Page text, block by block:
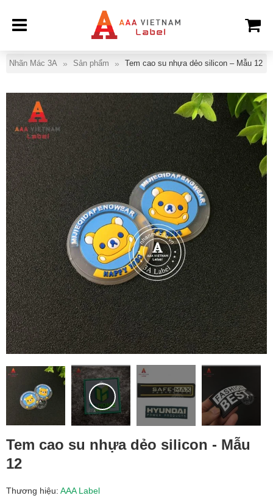
Nhãn Mác 3A Sản phẩm Tem cao su nhựa dẻo silicon – Mẫu 12
Tem cao su nhựa dẻo silicon - Mẫu
12
Thương hiệu: AAA Label